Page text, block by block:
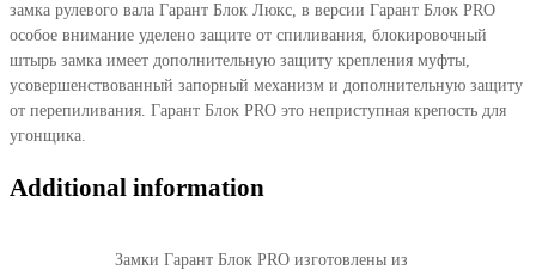
замка рулевого вала Гарант Блок Люкс, в версии Гарант Блок PRO
особое внимание уделено защите от спиливания, блокировочный
штырь замка имеет дополнительную защиту крепления муфты,
усовершенствованный запорный механизм и дополнительную защиту
от перепиливания. Гарант Блок PRO это неприступная крепость для
угонщика.
Additional information
Замки Гарант Блок PRO изготовлены из